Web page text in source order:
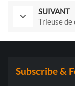
SUIVANT
Trieuse de
Subscribe &